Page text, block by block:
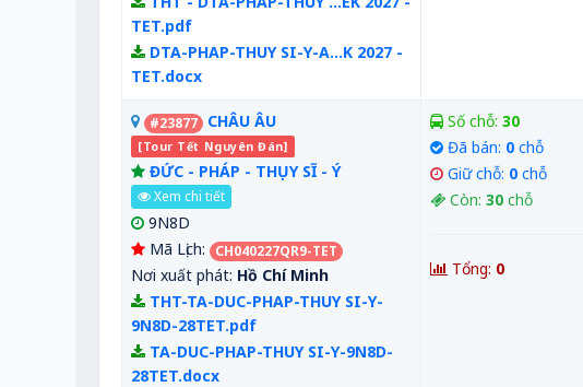
TET.pdf
DTA-PHAP-THUY SI-Y-A...K 2027 -
TET.docx
#23877 CHÂU ÂU
[Tour Tết Nguyên Đán]
ĐỨC - PHÁP - THỤY SĨ - Ý
Xem chi tiết
9N8D
Mã Lịch:
CH040227QR9-TET
Nơi xuất phát: Hồ Chí Minh
THT-TA-DUC-PHAP-THUY SI-Y-
9N8D-28TET.pdf
TA-DUC-PHAP-THUY SI-Y-9N8D-
28TET.docx
Số chỗ: 30
Đã bán: 0 chỗ
Giữ chỗ: 0 chỗ
Còn: 30 chỗ
Tổng: 0